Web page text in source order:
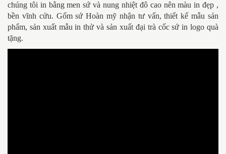
chúng tôi in bằng men sứ và nung nhiệt đô cao nên màu in đẹp ,
bền vĩnh cửu. Gốm sứ Hoàn mỹ nhận tư vấn, thiết kế mẫu sản
phẩm, sản xuất mẫu in thử và sản xuất đại trà cốc sứ in logo quà
tặng.